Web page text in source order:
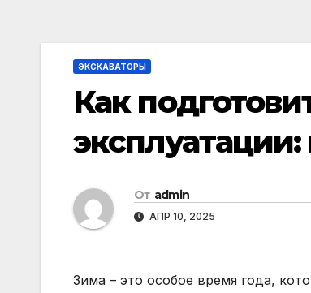
ЭКСКАВАТОРЫ
Как
От admin
АПР 10, 2025
Зима – это особое время года,